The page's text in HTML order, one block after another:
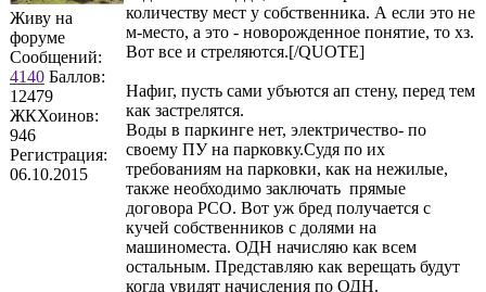
Живу на
форуме
Сообщений:
4140 Баллов:
12479
ЖКХоинов:
946
Регистрация:
06.10.2015
количеству мест у собственника. А если это не
м-место, а это - новорожденное понятие, то хз.
Вот все и стреляются.[/QUOTE]
Нафиг, пусть сами убъются ап стену, перед тем
как застрелятся.
Воды в паркинге нет, электричество- по
своему ПУ на парковку.Судя по их
требованиям на парковки, как на нежилые,
также необходимо заключать прямые
договора РСО. Вот уж бред получается с
кучей собственников с долями на
машиноместа. ОДН начисляю как всем
остальным. Представляю как верещать будут
когда увидят начисления по ОДН.